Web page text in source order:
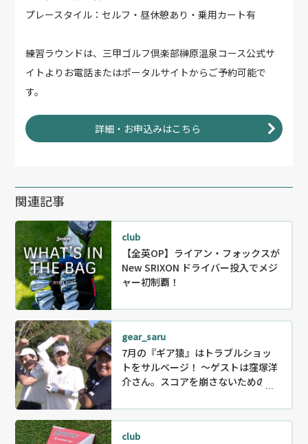
プレースタイル：セルフ・昼休憩あり・乗用カート有
練習ラウンドは、三甲ゴルフ倶楽部榊原温泉コース公式サ
イトよりお電話またはポータルサイトからご予約可能で
す。
詳細・お申込みはこちら
関連記事
club
【全英OP】ライアン・フォックスが
New SRIXON ドライバー投入でメジ
ャー初制覇！
gear_saru
7月の『ギア猿』はトラブルショッ
トをサルベージ！ ～ゲストは窪塚洋
介さん。スコアを崩さないためのリ
club